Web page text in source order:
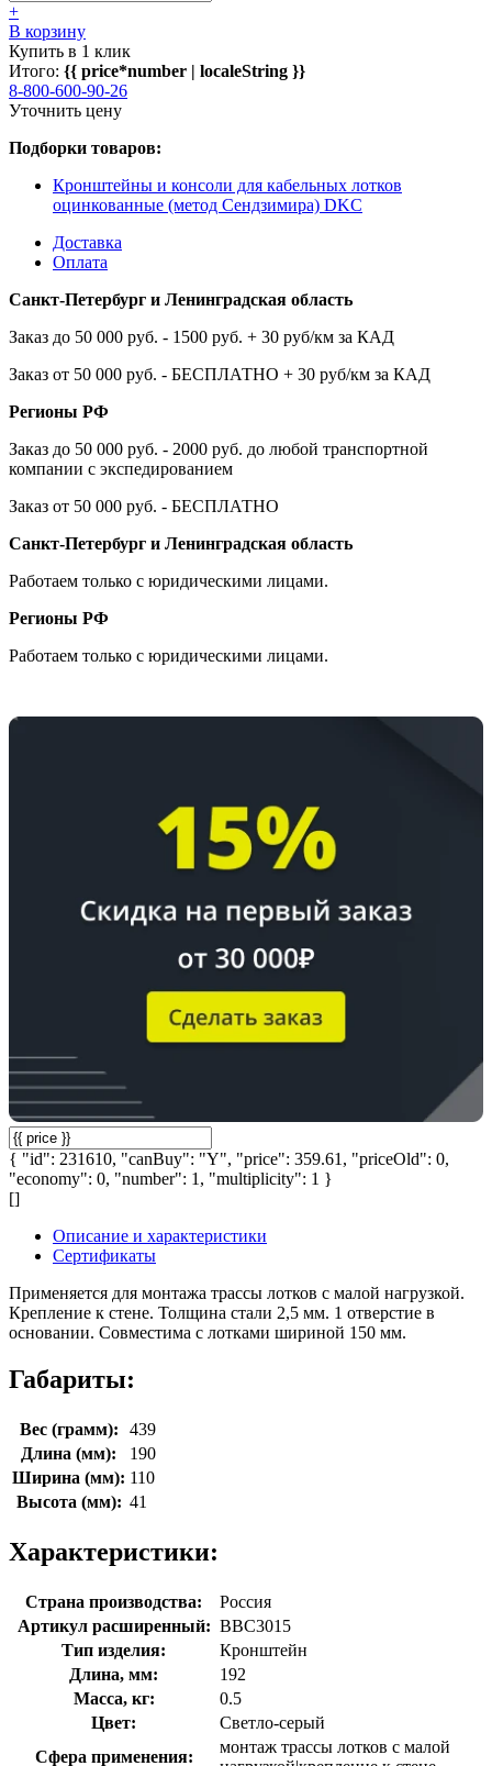
+
В корзину
Купить в 1 клик
Итого: {{ price*number | localeString }}
8-800-600-90-26
Уточнить цену
Подборки товаров:
Кронштейны и консоли для кабельных лотков
оцинкованные (метод Сендзимира) DKC
Доставка
Оплата
Санкт-Петербург и Ленинградская область
Заказ до 50 000 руб. - 1500 руб. + 30 руб/км за КАД
Заказ от 50 000 руб. - БЕСПЛАТНО + 30 руб/км за КАД
Регионы РФ
Заказ до 50 000 руб. - 2000 руб. до любой транспортной
компании с экспедированием
Заказ от 50 000 руб. - БЕСПЛАТНО
Санкт-Петербург и Ленинградская область
Работаем только с юридическими лицами.
Регионы РФ
Работаем только с юридическими лицами.
{ "id": 231610, "canBuy": "Y", "price": 359.61, "priceOld": 0,
"economy": 0, "number": 1, "multiplicity": 1 }
[]
Описание и характеристики
Сертификаты
Применяется для монтажа трассы лотков с малой нагрузкой.
Крепление к стене. Толщина стали 2,5 мм. 1 отверстие в
основании. Совместима с лотками шириной 150 мм.
Габариты:
Вес (грамм):
439
Длина (мм):
190
Ширина (мм): 110
Высота (мм): 41
Характеристики:
Страна производства:
Россия
Артикул расширенный: BBC3015
Тип изделия:
Кронштейн
Длина, мм:
192
Масса, кг:
0.5
Цвет:
Светло-серый
Сфера применения:
монтаж трассы лотков с малой